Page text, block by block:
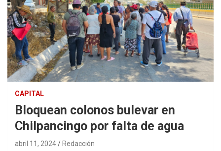
CAPITAL
Bloquean colonos bulevar en
Chilpancingo por falta de agua
abril 11, 2024 Redacción